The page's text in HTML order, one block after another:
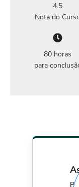
4.5
Nota do
80 horas
para